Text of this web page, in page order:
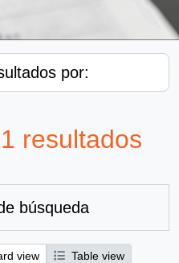
por:
resultados
búsqueda
view
Table view